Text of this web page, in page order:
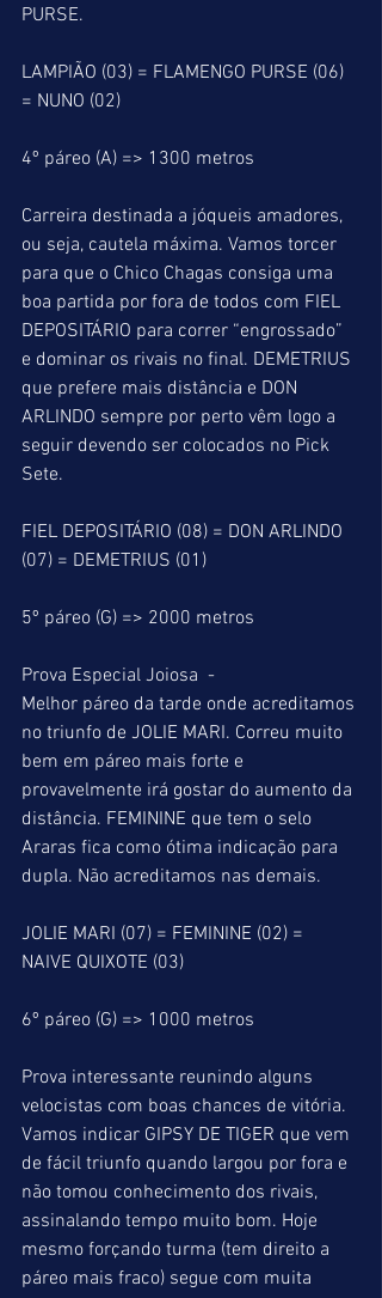
PURSE.
LAMPIÃO (03) = FLAMENGO PURSE (06)
= NUNO (02)
4º páreo (A) => 1300 metros
Carreira destinada a jóqueis amadores,
ou seja, cautela máxima. Vamos torcer
para que o Chico Chagas consiga uma
boa partida por fora de todos com FIEL
DEPOSITÁRIO para correr “engrossado”
e dominar os rivais no final. DEMETRIUS
que prefere mais distância e DON
ARLINDO sempre por perto vêm logo a
seguir devendo ser colocados no Pick
Sete.
FIEL DEPOSITÁRIO (08) = DON ARLINDO
(07) = DEMETRIUS (01)
5º páreo (G) => 2000 metros
Prova Especial Joiosa  -
Melhor páreo da tarde onde acreditamos
no triunfo de JOLIE MARI. Correu muito
bem em páreo mais forte e
provavelmente irá gostar do aumento da
distância. FEMININE que tem o selo
Araras fica como ótima indicação para
dupla. Não acreditamos nas demais.
JOLIE MARI (07) = FEMININE (02) =
NAIVE QUIXOTE (03)
6º páreo (G) => 1000 metros
Prova interessante reunindo alguns
velocistas com boas chances de vitória.
Vamos indicar GIPSY DE TIGER que vem
de fácil triunfo quando largou por fora e
não tomou conhecimento dos rivais,
assinalando tempo muito bom. Hoje
mesmo forçando turma (tem direito a
páreo mais fraco) segue com muita